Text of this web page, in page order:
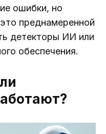
ошибки, но
преднамеренной
детекторы ИИ или
обеспечения.